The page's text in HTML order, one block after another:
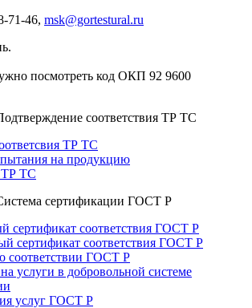
71-46, msk@gortestural.ru
посмотреть код ОКП 92 9600
соответствия ТР ТС
ТР ТС
на продукцию
ТР ТС
сертификации ГОСТ Р
сертификат соответствия ГОСТ Р
сертификат соответствия ГОСТ Р
соответствии ГОСТ Р
услуги в добровольной системе
услуг ГОСТ Р